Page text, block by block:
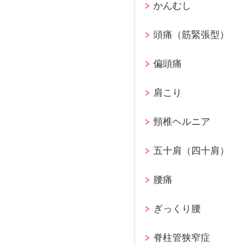
かんむし
頭痛（筋緊張型）
偏頭痛
肩こり
頸椎ヘルニア
五十肩（四十肩）
腰痛
ぎっくり腰
脊柱管狭窄症